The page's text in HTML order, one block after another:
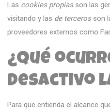
Las cookies propiasson las
visitando y las de tercerosson
proveedores externos como
¿Qué
desactivo
Para que entienda el alcance